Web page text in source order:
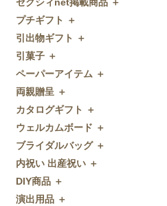
ゼクシィnet掲載商品
プチギフト ＋
プチギフト
ウェルカムプチギフト
アメニティ
キャンディー・金平糖
クッキー
スプーン
チョコレート
ディズニー
ドラジェ
プチタオル
引出物ギフト ＋
引出物ギフト
グラス
タオル・石鹸・名披露目
ディズニーギフト
今治タオル
引出物セット
和食器
名入れ贈呈品
特選ギフト
引菓子 ＋
引菓子
バウムクーヘン
洋菓子
和菓子
FLAVOR
ペーパーアイテム ＋
ペーパーアイテム
招待状
席次表
席札
付箋・メッセージカード
印刷代行
ディズニーシリーズ
両親贈呈 ＋
両親贈呈
ディズニーウェイトドール
ウェイトベア
子育て卒業証書
クロックギフト
カタログギフト ＋
カタログギフト
OCEAN&TERRE GOURMET
SHIKISAI ONE
Grace
ウェルカムボード ＋
ウェルカムボード
カラーステンドグラス調
ガラス
フラワータイプ
ブライダルバッグ ＋
ブライダルバッグ
内祝い 出産祝い ＋
内祝い 出産祝い
DIY商品 ＋
DIY商品
演出用品 ＋